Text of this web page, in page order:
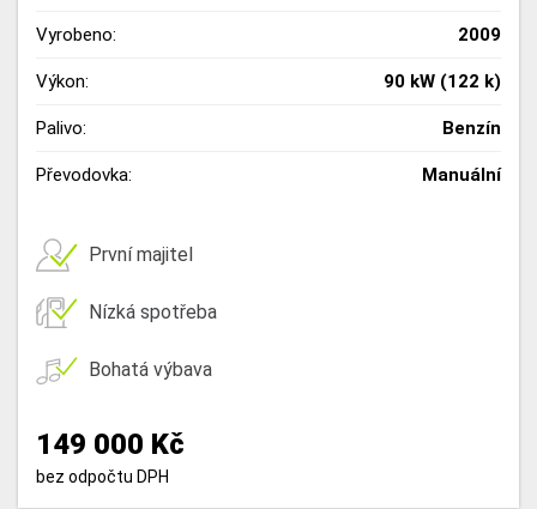
Vyrobeno: 2009
Výkon: 90 kW (122 k)
Palivo: Benzín
Převodovka: Manuální
První majitel
Nízká spotřeba
Bohatá výbava
149 000 Kč
bez odpočtu DPH